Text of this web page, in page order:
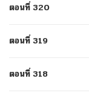
ตอนที่ 320
ตอนที่ 319
ตอนที่ 318